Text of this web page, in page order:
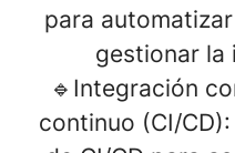
para
gestionar la
🔹Integración
continuo (CI/CD):